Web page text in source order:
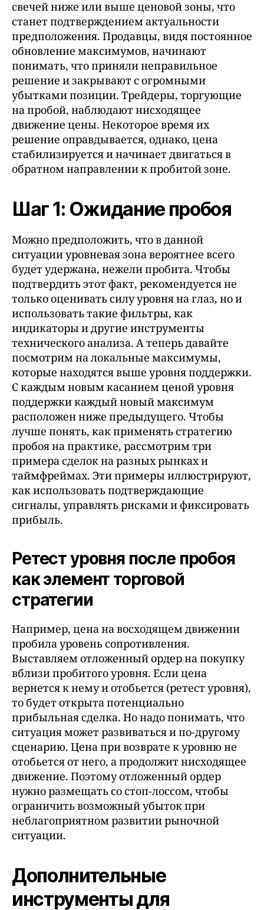
свечей ниже или выше ценовой зоны, что
станет подтверждением актуальности
предположения. Продавцы, видя постоянное
обновление максимумов, начинают
понимать, что приняли неправильное
решение и закрывают с огромными
убытками позиции. Трейдеры, торгующие
на пробой, наблюдают нисходящее
движение цены. Некоторое время их
решение оправдывается, однако, цена
стабилизируется и начинает двигаться в
обратном направлении к пробитой зоне.
Шаг 1: Ожидание пробоя
Можно предположить, что в данной
ситуации уровневая зона вероятнее всего
будет удержана, нежели пробита. Чтобы
подтвердить этот факт, рекомендуется не
только оценивать силу уровня на глаз, но и
использовать такие фильтры, как
индикаторы и другие инструменты
технического анализа. А теперь давайте
посмотрим на локальные максимумы,
которые находятся выше уровня поддержки.
С каждым новым касанием ценой уровня
поддержки каждый новый максимум
расположен ниже предыдущего. Чтобы
лучше понять, как применять стратегию
пробоя на практике, рассмотрим три
примера сделок на разных рынках и
таймфреймах. Эти примеры иллюстрируют,
как использовать подтверждающие
сигналы, управлять рисками и фиксировать
прибыль.
Ретест уровня после пробоя
как элемент торговой
стратегии
Например, цена на восходящем движении
пробила уровень сопротивления.
Выставляем отложенный ордер на покупку
вблизи пробитого уровня. Если цена
вернется к нему и отобьется (ретест уровня),
то будет открыта потенциально
прибыльная сделка. Но надо понимать, что
ситуация может развиваться и по-другому
сценарию. Цена при возврате к уровню не
отобьется от него, а продолжит нисходящее
движение. Поэтому отложенный ордер
нужно размещать со стоп-лоссом, чтобы
ограничить возможный убыток при
неблагоприятном развитии рыночной
ситуации.
Дополнительные
инструменты для